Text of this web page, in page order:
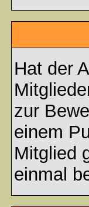
Hat der
zur
einem
Mitglied
einmal